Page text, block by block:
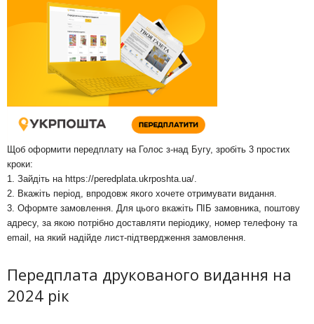
Щоб оформити передплату на Голос з-над Бугу, зробіть 3 простих
кроки:
1. Зайдіть на https://peredplata.ukrposhta.ua/.
2. Вкажіть період, впродовж якого хочете отримувати видання.
3. Оформте замовлення. Для цього вкажіть ПІБ замовника, поштову
адресу, за якою потрібно доставляти періодику, номер телефону та
email, на який надійде лист-підтвердження замовлення.
Передплата друкованого видання на
2024 рік